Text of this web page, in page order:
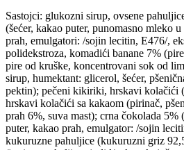
Sastojci: glukozni sirup, ovsene
(šećer, kakao puter, punomasno mleko
prah, emulgatori: /sojin lecitin, E476/,
polidekstroza, komadići banane 7%
pire od kruške, koncentrovani sok od
sirup, humektant: glicerol, šećer,
pektin); pečeni kikiriki, hrskavi kolačići
hrskavi kolačići sa kakaom (pirinač,
prah 6%, suva mast); crna čokolada 5%
puter, kakao prah, emulgator: /sojin
kukuruzne pahuljice (kukuruzni griz